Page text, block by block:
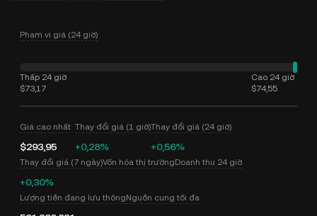
Phạm vi giá (24 giờ)
Thấp 24 giờ
$73,17
Cao 24 giờ
$74,55
Giá cao nhất
$293,95
Thay đổi giá (1 giờ)
+0,28%
Thay đổi giá (24 giờ)
+0,56%
Thay đổi giá (7 ngày)
+0,30%
Vốn hóa thị trườngDoanh thu 24 giờ
Lượng tiền đang lưu thôngNguồn cung tối đa